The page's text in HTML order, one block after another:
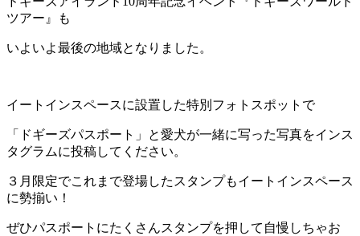
ツアー』も
いよいよ最後の地域となりました。
イートインスペースに設置した特別フォトスポットで
「ドギーズパスポート」と愛犬が一緒に写った写真をインス
タグラムに投稿してください。
３月限定でこれまで登場したスタンプもイートインスペース
に勢揃い！
ぜひパスポートにたくさんスタンプを押して自慢しちゃお